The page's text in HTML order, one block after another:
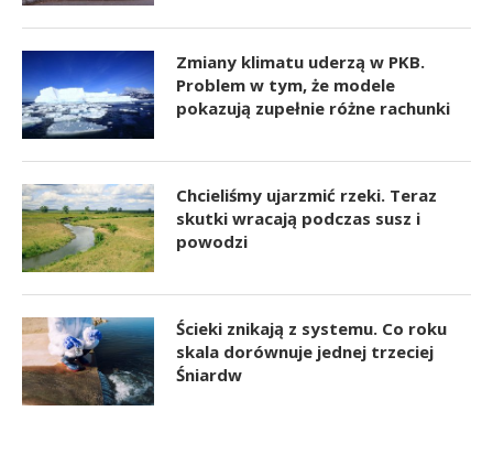
Zmiany klimatu uderzą w PKB.
Problem w tym, że modele
pokazują zupełnie różne rachunki
Chcieliśmy ujarzmić rzeki. Teraz
skutki wracają podczas susz i
powodzi
Ścieki znikają z systemu. Co roku
skala dorównuje jednej trzeciej
Śniardw